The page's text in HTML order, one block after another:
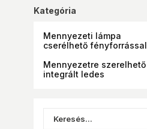
Kategória
Mennyezeti lámpa
cserélhető fényforrással
Mennyezetre szerelhető
integrált ledes